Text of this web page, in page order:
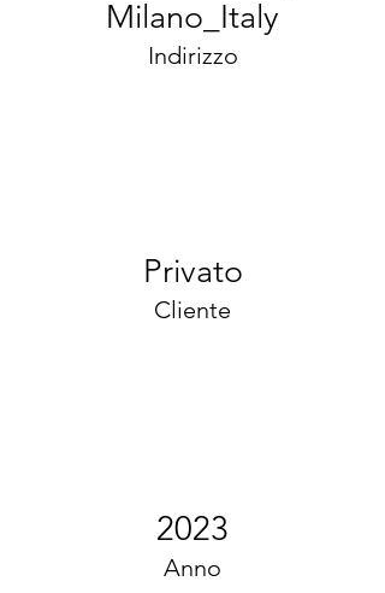
Milano_Italy
Indirizzo
Privato
Cliente
2023
Anno